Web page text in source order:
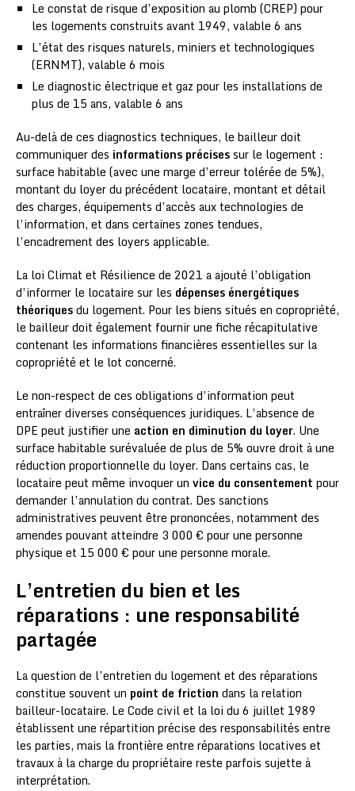
Le constat de risque d’exposition au plomb (CREP) pour
les logements construits avant 1949, valable 6 ans
L’état des risques naturels, miniers et technologiques
(ERNMT), valable 6 mois
Le diagnostic électrique et gaz pour les installations de
plus de 15 ans, valable 6 ans
Au-delà de ces diagnostics techniques, le bailleur doit
communiquer des informations précisessur le logement :
surface habitable (avec une marge d’erreur tolérée de 5%),
montant du loyer du précédent locataire, montant et détail
des charges, équipements d’accès aux technologies de
l’information, et dans certaines zones tendues,
l’encadrement des loyers applicable.
La loi Climat et Résilience de 2021 a ajouté l’obligation
d’informer le locataire sur les dépenses énergétiques
théoriquesdu logement. Pour les biens situés en copropriété,
le bailleur doit également fournir une fiche récapitulative
contenant les informations financières essentielles sur la
copropriété et le lot concerné.
Le non-respect de ces obligations d’information peut
entraîner diverses conséquences juridiques. L’absence de
DPE peut justifier une action en diminution du loyer. Une
surface habitable surévaluée de plus de 5% ouvre droit à une
réduction proportionnelle du loyer. Dans certains cas, le
locataire peut même invoquer un vice du consentement pour
demander l’annulation du contrat. Des sanctions
administratives peuvent être prononcées, notamment des
amendes pouvant atteindre 3 000 € pour une personne
physique et 15 000 € pour une personne morale.
L’entretien du bien et les
réparations : une responsabilité
partagée
La question de l’entretien du logement et des réparations
constitue souvent un point de friction dans la relation
bailleur-locataire. Le Code civil et la loi du 6 juillet 1989
établissent une répartition précise des responsabilités entre
les parties, mais la frontière entre réparations locatives et
travaux à la charge du propriétaire reste parfois sujette à
interprétation.